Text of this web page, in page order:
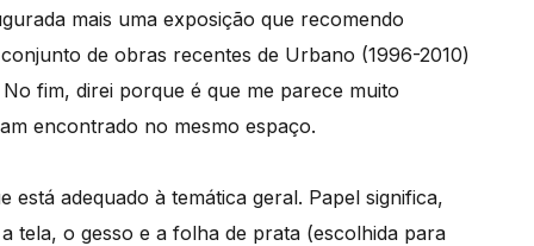
mais uma exposição que recomendo
de obras recentes de Urbano (1996-2010)
fim, direi porque é que me parece muito
encontrado no mesmo espaço.
adequado à temática geral. Papel significa,
tela, o gesso e a folha de prata (escolhida para